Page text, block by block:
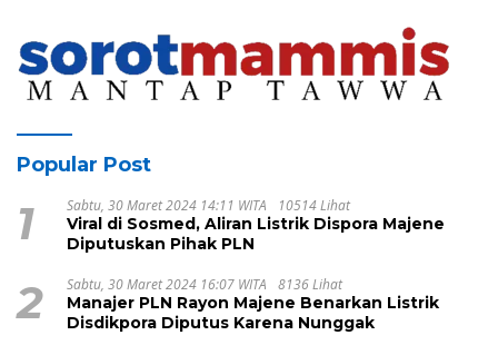
Popular Post
1 Sabtu, 30 Maret 2024 14:11 WITA 10514 Lihat
Viral di Sosmed, Aliran Listrik Dispora Majene
Diputuskan Pihak PLN
2 Sabtu, 30 Maret 2024 16:07 WITA 8136 Lihat
Manajer PLN Rayon Majene Benarkan Listrik
Disdikpora Diputus Karena Nunggak